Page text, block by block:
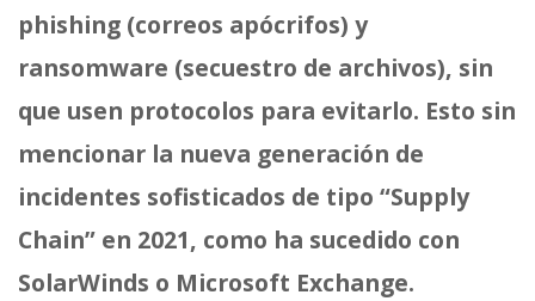
phishing (correos apócrifos) y
ransomware (secuestro de archivos), sin
que usen protocolos para evitarlo. Esto sin
mencionar la nueva generación de
incidentes sofisticados de tipo “Supply
Chain” en 2021, como ha sucedido con
SolarWinds o Microsoft Exchange.